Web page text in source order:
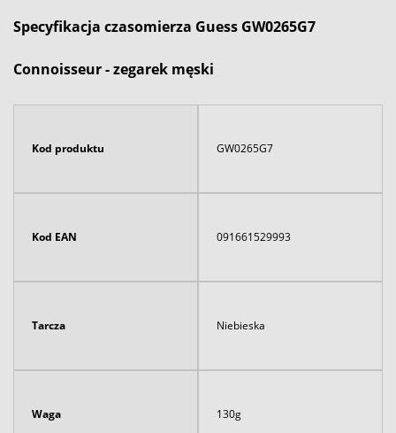
Specyfikacja czasomierza Guess GW0265G7
Connoisseur - zegarek męski
Kod produktu GW0265G7
Kod EAN 091661529993
Tarcza Niebieska
Waga 130g